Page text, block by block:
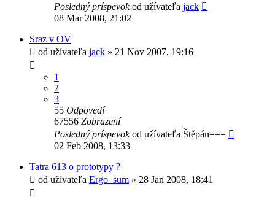
Posledný príspevokod užívateľa jack
08 Mar 2008, 21:02
Sraz v OV
od užívateľa jack » 21 Nov 2007, 19:16
1
2
3
55 Odpovedí
67556 Zobrazení
Posledný príspevokod užívateľa Štěpán===
02 Feb 2008, 13:33
Tatra 613 o prototypy ?
od užívateľa Ergo_sum » 28 Jan 2008, 18:41